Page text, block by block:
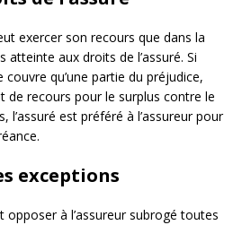
exercer son recours que dans la
aux droits de l’assuré. Si
couvre qu’une partie du préjudice,
de recours pour le surplus contre le
l’assuré est préféré à l’assureur pour
exceptions
opposer à l’assureur subrogé toutes